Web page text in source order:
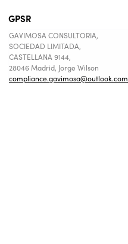
GPSR
GAVIMOSA CONSULTORIA,
SOCIEDAD LIMITADA,
CASTELLANA 9144,
28046 Madrid, Jorge Wilson
compliance.gavimosa@outlook.com